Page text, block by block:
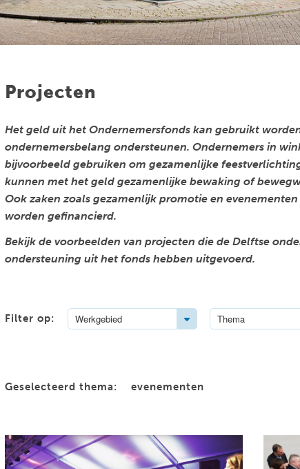
Projecten
Het geld uit het Ondernemersfonds kan gebruikt
ondernemersbelang ondersteunen. Ondernemers in
bijvoorbeeld gebruiken om gezamenlijke
kunnen met het geld gezamenlijke bewaking of
Ook zaken zoals gezamenlijk promotie en
worden gefinancierd.
Bekijk de voorbeelden van projecten die de Delftse
ondersteuning uit het fonds hebben uitgevoerd.
Filter op: Werkgebied Toggle Dropdown
Thema
Geselecteerd thema: evenementen